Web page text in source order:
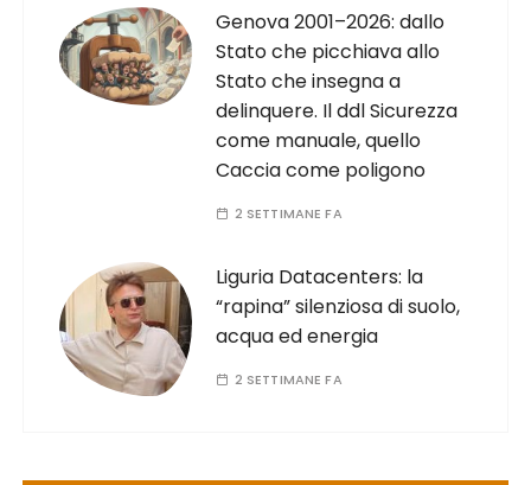
Genova 2001–2026: dallo
Stato che picchiava allo
Stato che insegna a
delinquere. Il ddl Sicurezza
come manuale, quello
Caccia come poligono
2 SETTIMANE FA
Liguria Datacenters: la
“rapina” silenziosa di suolo,
acqua ed energia
2 SETTIMANE FA